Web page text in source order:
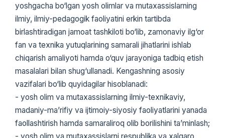
yoshgacha bo‘lgan yosh olimlar va mutaxassislarning
ilmiy, ilmiy-pedagogik faoliyatini erkin tartibda
birlashtiradigan jamoat tashkiloti bo‘lib, zamonaviy ilg‘or
fan va texnika yutuqlarining samarali jihatlarini ishlab
chiqarish amaliyoti hamda o‘quv jarayoniga tadbiq etish
masalalari bilan shug‘ullanadi. Kengashning asosiy
vazifalari bo‘lib quyidagilar hisoblanadi:
- yosh olim va mutaxassislarning ilmiy-texnikaviy,
madaniy-ma’rifiy va ijtimoiy-siyosiy faoliyatlarini yanada
faollashtirish hamda samaraliroq olib borilishini ta’minlash;
- yosh olim va mutaxassislarni respublika va xalqaro